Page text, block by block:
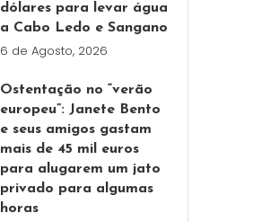
dólares para levar água
a Cabo Ledo e Sangano
6 de Agosto, 2026
Ostentação no “verão
europeu”: Janete Bento
e seus amigos gastam
mais de 45 mil euros
para alugarem um jato
privado para algumas
horas